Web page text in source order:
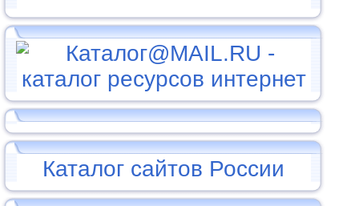
Каталог сайтов России